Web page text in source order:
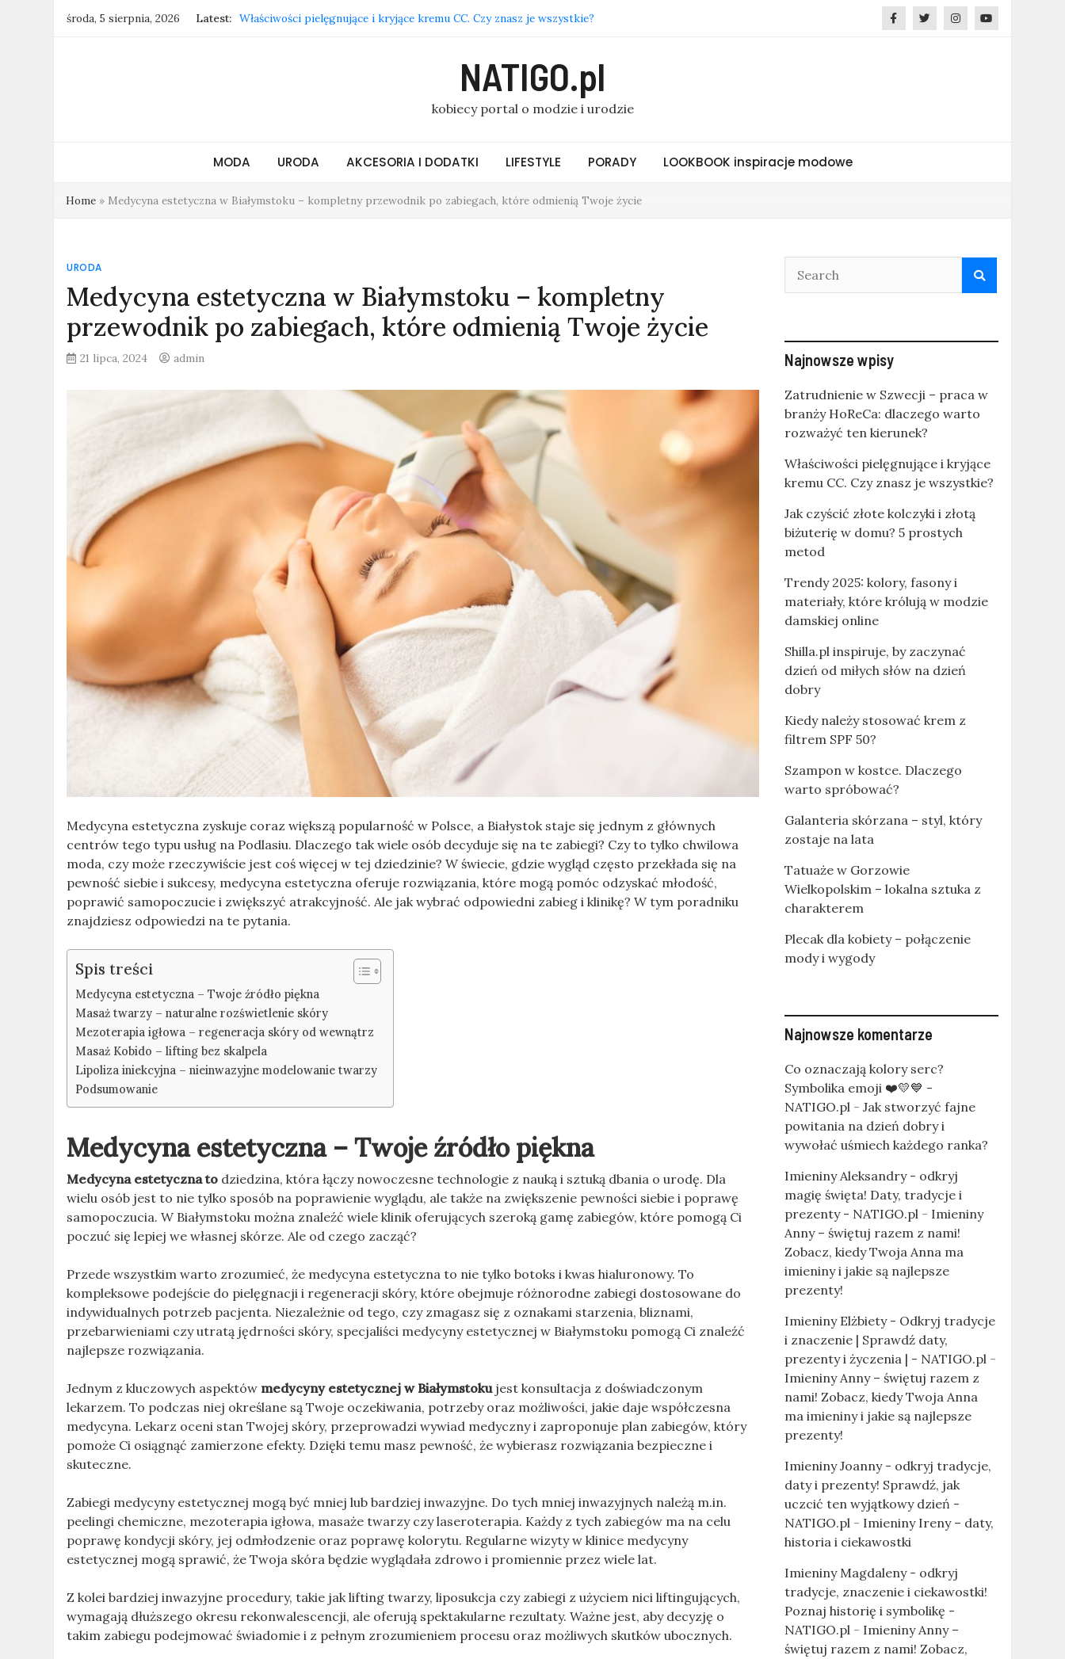
środa, 5 sierpnia, 2026 Latest: Właściwości pielęgnujące i kryjące kremu CC. Czy znasz je wszystkie?
Trendy 2025: kolory, fasony i materiały, które królują w modzie damskiej online
Shilla.pl inspiruje, by zaczynać dzień od miłych słów na dzień dobry
Zatrudnienie w Szwecji – praca w branży HoReCa: dlaczego warto rozważyć ten
NATIGO.pl
kobiecy portal o modzie i urodzie
MODA URODA AKCESORIA I DODATKI LIFESTYLE PORADY LOOKBOOK inspiracje modowe
Home » Medycyna estetyczna w Białymstoku – kompletny przewodnik po zabiegach, które odmienią Twoje życie
URODA
Medycyna estetyczna w Białymstoku – kompletny
przewodnik po zabiegach, które odmienią Twoje życie
21 lipca, 2024 admin
Medycyna estetyczna zyskuje coraz większą popularność w Polsce, a Białystok staje się jednym z głównych
centrów tego typu usług na Podlasiu. Dlaczego tak wiele osób decyduje się na te zabiegi? Czy to tylko chwilowa
moda, czy może rzeczywiście jest coś więcej w tej dziedzinie? W świecie, gdzie wygląd często przekłada się na
pewność siebie i sukcesy, medycyna estetyczna oferuje rozwiązania, które mogą pomóc odzyskać młodość,
poprawić samopoczucie i zwiększyć atrakcyjność. Ale jak wybrać odpowiedni zabieg i klinikę? W tym poradniku
znajdziesz odpowiedzi na te pytania.
Spis treści
Medycyna estetyczna – Twoje źródło piękna
Masaż twarzy – naturalne rozświetlenie skóry
Mezoterapia igłowa – regeneracja skóry od wewnątrz
Masaż Kobido – lifting bez skalpela
Lipoliza iniekcyjna – nieinwazyjne modelowanie twarzy
Podsumowanie
Medycyna estetyczna – Twoje źródło piękna
Medycyna estetyczna to dziedzina, która łączy nowoczesne technologie z nauką i sztuką dbania o urodę. Dla
wielu osób jest to nie tylko sposób na poprawienie wyglądu, ale także na zwiększenie pewności siebie i poprawę
samopoczucia. W Białymstoku można znaleźć wiele klinik oferujących szeroką gamę zabiegów, które pomogą Ci
poczuć się lepiej we własnej skórze. Ale od czego zacząć?
Przede wszystkim warto zrozumieć, że medycyna estetyczna to nie tylko botoks i kwas hialuronowy. To
kompleksowe podejście do pielęgnacji i regeneracji skóry, które obejmuje różnorodne zabiegi dostosowane do
indywidualnych potrzeb pacjenta. Niezależnie od tego, czy zmagasz się z oznakami starzenia, bliznami,
przebarwieniami czy utratą jędrności skóry, specjaliści medycyny estetycznej w Białymstoku pomogą Ci znaleźć
najlepsze rozwiązania.
Jednym z kluczowych aspektów medycyny estetycznej w Białymstokujest konsultacja z doświadczonym
lekarzem. To podczas niej określane są Twoje oczekiwania, potrzeby oraz możliwości, jakie daje współczesna
medycyna. Lekarz oceni stan Twojej skóry, przeprowadzi wywiad medyczny i zaproponuje plan zabiegów, który
pomoże Ci osiągnąć zamierzone efekty. Dzięki temu masz pewność, że wybierasz rozwiązania bezpieczne i
skuteczne.
Zabiegi medycyny estetycznej mogą być mniej lub bardziej inwazyjne. Do tych mniej inwazyjnych należą m.in.
peelingi chemiczne, mezoterapia igłowa, masaże twarzy czy laseroterapia. Każdy z tych zabiegów ma na celu
poprawę kondycji skóry, jej odmłodzenie oraz poprawę kolorytu. Regularne wizyty w klinice medycyny
estetycznej mogą sprawić, że Twoja skóra będzie wyglądała zdrowo i promiennie przez wiele lat.
Z kolei bardziej inwazyjne procedury, takie jak lifting twarzy, liposukcja czy zabiegi z użyciem nici liftingujących,
wymagają dłuższego okresu rekonwalescencji, ale oferują spektakularne rezultaty. Ważne jest, aby decyzję o
takim zabiegu podejmować świadomie i z pełnym zrozumieniem procesu oraz możliwych skutków ubocznych.
Najnowsze wpisy
Zatrudnienie w Szwecji – praca w
branży HoReCa: dlaczego warto
rozważyć ten kierunek?
Właściwości pielęgnujące i kryjące
kremu CC. Czy znasz je wszystkie?
Jak czyścić złote kolczyki i złotą
biżuterię w domu? 5 prostych
metod
Trendy 2025: kolory, fasony i
materiały, które królują w modzie
damskiej online
Shilla.pl inspiruje, by zaczynać
dzień od miłych słów na dzień
dobry
Kiedy należy stosować krem z
filtrem SPF 50?
Szampon w kostce. Dlaczego
warto spróbować?
Galanteria skórzana – styl, który
zostaje na lata
Tatuaże w Gorzowie
Wielkopolskim – lokalna sztuka z
charakterem
Plecak dla kobiety – połączenie
mody i wygody
Najnowsze komentarze
Co oznaczają kolory serc?
Symbolika emoji ❤️💛💙 -
NATIGO.pl- Jak stworzyć fajne
powitania na dzień dobry i
wywołać uśmiech każdego ranka?
Imieniny Aleksandry - odkryj
magię święta! Daty, tradycje i
prezenty - NATIGO.pl- Imieniny
Anny – świętuj razem z nami!
Zobacz, kiedy Twoja Anna ma
imieniny i jakie są najlepsze
prezenty!
Imieniny Elżbiety - Odkryj tradycje
i znaczenie | Sprawdź daty,
prezenty i życzenia | - NATIGO.pl-
Imieniny Anny – świętuj razem z
nami! Zobacz, kiedy Twoja Anna
ma imieniny i jakie są najlepsze
prezenty!
Imieniny Joanny - odkryj tradycje,
daty i prezenty! Sprawdź, jak
uczcić ten wyjątkowy dzień -
NATIGO.pl- Imieniny Ireny – daty,
historia i ciekawostki
Imieniny Magdaleny - odkryj
tradycje, znaczenie i ciekawostki!
Poznaj historię i symbolikę -
NATIGO.pl- Imieniny Anny –
świętuj razem z nami! Zobacz,